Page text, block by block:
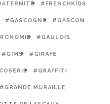
#FRENCHKIDS
#GASCOGNE #GASCON
#GAULOIS
#GIMS #GIRAFE
#GRAFFITI
#GRANDE MURAILLE